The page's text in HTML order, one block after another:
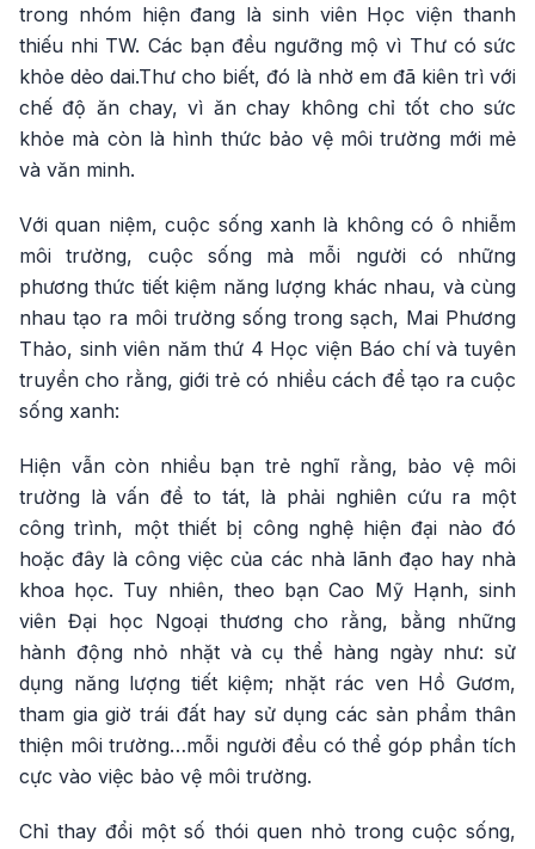
trong nhóm hiện đang là sinh viên Học viện thanh
thiếu nhi TW. Các bạn đều ngưỡng mộ vì Thư có sức
khỏe dẻo dai.Thư cho biết, đó là nhờ em đã kiên trì với
chế độ ăn chay, vì ăn chay không chỉ tốt cho sức
khỏe mà còn là hình thức bảo vệ môi trường mới mẻ
và văn minh.
Với quan niệm, cuộc sống xanh là không có ô nhiễm
môi trường, cuộc sống mà mỗi người có những
phương thức tiết kiệm năng lượng khác nhau, và cùng
nhau tạo ra môi trường sống trong sạch, Mai Phương
Thảo, sinh viên năm thứ 4 Học viện Báo chí và tuyên
truyền cho rằng, giới trẻ có nhiều cách để tạo ra cuộc
sống xanh:
Hiện vẫn còn nhiều bạn trẻ nghĩ rằng, bảo vệ môi
trường là vấn đề to tát, là phải nghiên cứu ra một
công trình, một thiết bị công nghệ hiện đại nào đó
hoặc đây là công việc của các nhà lãnh đạo hay nhà
khoa học. Tuy nhiên, theo bạn Cao Mỹ Hạnh, sinh
viên Đại học Ngoại thương cho rằng, bằng những
hành động nhỏ nhặt và cụ thể hàng ngày như: sử
dụng năng lượng tiết kiệm; nhặt rác ven Hồ Gươm,
tham gia giờ trái đất hay sử dụng các sản phẩm thân
thiện môi trường…mỗi người đều có thể góp phần tích
cực vào việc bảo vệ môi trường.
Chỉ thay đổi một số thói quen nhỏ trong cuộc sống,